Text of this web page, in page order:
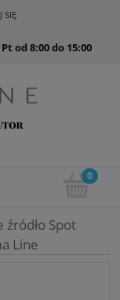
SIĘ
od 8:00 do 15:00
Spot
Line